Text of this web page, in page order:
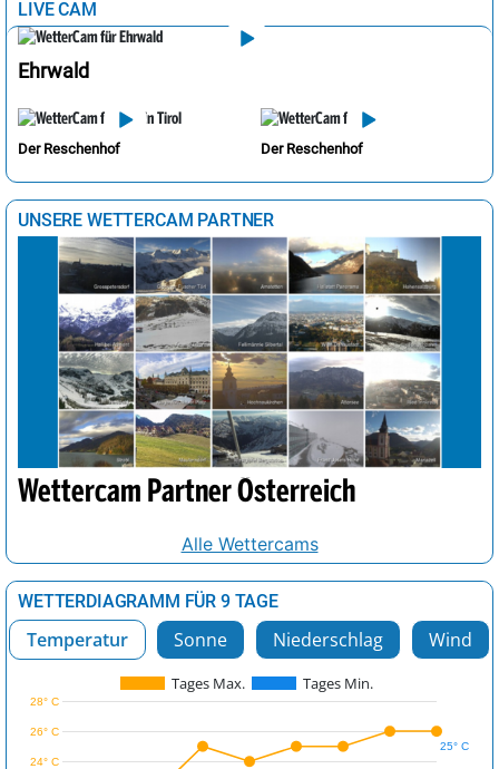
LIVE CAM
Ehrwald
Der Reschenhof Der Reschenhof
UNSERE WETTERCAM PARTNER
Wettercam Partner Österreich
Alle Wettercams
WETTERDIAGRAMM FÜR 9 TAGE
Temperatur Sonne Niederschlag Wind
Tages Max. Tages Min.
24° C
26° C
28° C
25° C